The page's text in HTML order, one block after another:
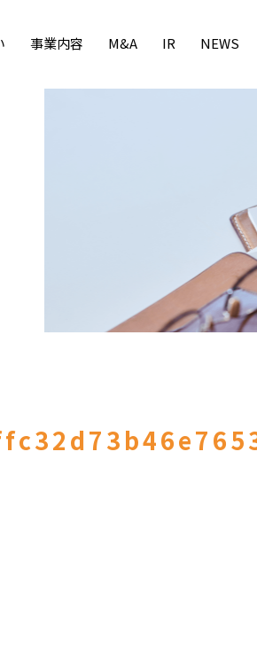
事業内容 M&A IR NEWS